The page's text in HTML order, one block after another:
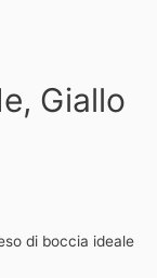
Giallo
di boccia ideale